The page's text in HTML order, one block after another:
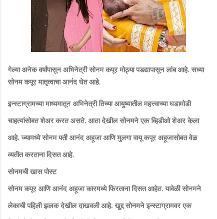
गेल्या अनेक वर्षांपासून अभिनेत्री सोनम कपूर मोठ्या पडद्यापासून लांब आहे. सध्या
सोनम कपूर मातृत्वाचा आनंद घेत आहे.
इन्स्टाग्रामच्या माध्यमातून अभिनेत्री तिच्या आयुष्यातील महत्त्वाच्या घडामोडी
चाहत्यांसोबत शेअर करत असते. आता देखील सोनमने एक व्हिडीओ शेअर केला
आहे. ज्यामध्ये सोनम पती आनंद अहूजा आणि मुलगा वायू कपूर अहूजासोबत वेळ
व्यतीत करताना दिसत आहे.
सोनमची खास पोस्ट
सोनम कपूर आणि आनंद अहूजा कारमध्ये फिरताना दिसत आहेत. यावेळी सोनमने
लेकाची पहिली झलक देखील दाखवली आहे. खुद्द सोनमने इन्स्टाग्रामवर एक